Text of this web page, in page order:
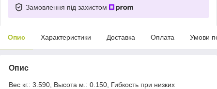
Замовлення під захистом
Опис Характеристики Доставка Оплата Умови
Опис
Вес кг.: 3.590, Высота м.: 0.150, Гибкость при низких